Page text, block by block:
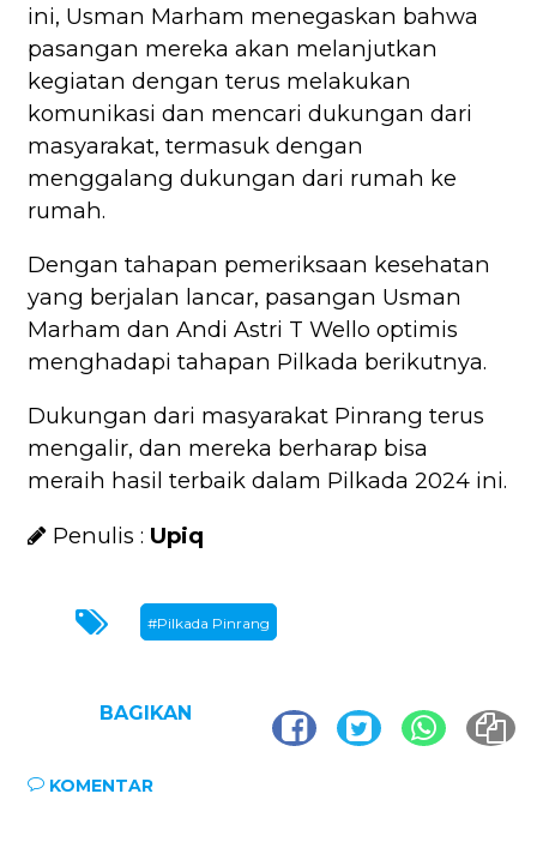
ini, Usman Marham menegaskan bahwa
pasangan mereka akan melanjutkan
kegiatan dengan terus melakukan
komunikasi dan mencari dukungan dari
masyarakat, termasuk dengan
menggalang dukungan dari rumah ke
rumah.
Dengan tahapan pemeriksaan kesehatan
yang berjalan lancar, pasangan Usman
Marham dan Andi Astri T Wello optimis
menghadapi tahapan Pilkada berikutnya.
Dukungan dari masyarakat Pinrang terus
mengalir, dan mereka berharap bisa
meraih hasil terbaik dalam Pilkada 2024 ini.
Penulis : Upiq
#Pilkada Pinrang
BAGIKAN
KOMENTAR